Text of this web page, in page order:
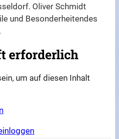
Oliver Schmidt
und Besonderheitendes
erforderlich
um auf diesen Inhalt